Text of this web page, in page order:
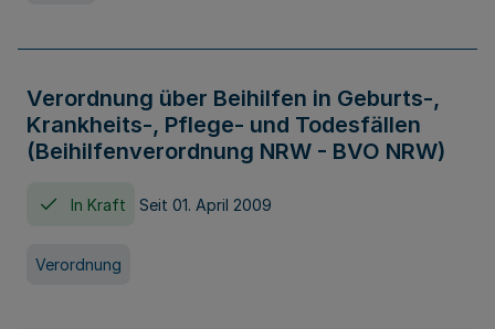
Verordnung über Beihilfen in Geburts-,
Krankheits-, Pflege- und Todesfällen
(Beihilfenverordnung NRW - BVO NRW)
In Kraft Seit 01. April 2009
Verordnung